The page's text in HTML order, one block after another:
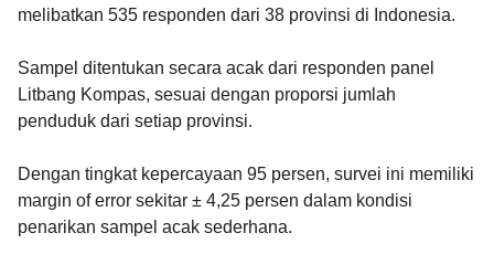
melibatkan 535 responden dari 38 provinsi di Indonesia.
Sampel ditentukan secara acak dari responden panel
Litbang Kompas, sesuai dengan proporsi jumlah
penduduk dari setiap provinsi.
Dengan tingkat kepercayaan 95 persen, survei ini memiliki
margin of error sekitar ± 4,25 persen dalam kondisi
penarikan sampel acak sederhana.